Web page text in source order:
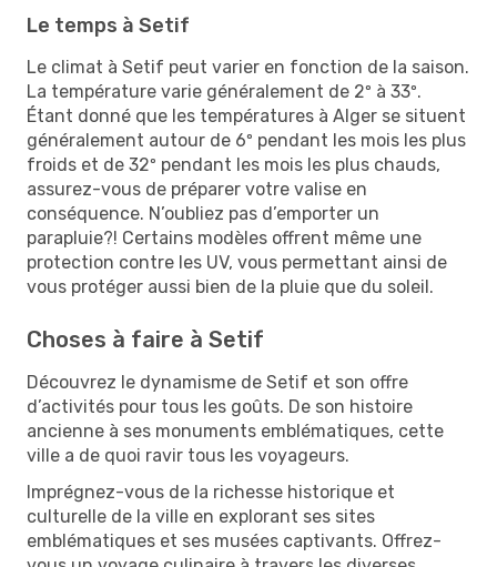
Le temps à Setif
Le climat à Setif peut varier en fonction de la saison.
La température varie généralement de 2º à 33º.
Étant donné que les températures à Alger se situent
généralement autour de 6º pendant les mois les plus
froids et de 32º pendant les mois les plus chauds,
assurez-vous de préparer votre valise en
conséquence. N’oubliez pas d’emporter un
parapluie?! Certains modèles offrent même une
protection contre les UV, vous permettant ainsi de
vous protéger aussi bien de la pluie que du soleil.
Choses à faire à Setif
Découvrez le dynamisme de Setif et son offre
d’activités pour tous les goûts. De son histoire
ancienne à ses monuments emblématiques, cette
ville a de quoi ravir tous les voyageurs.
Imprégnez-vous de la richesse historique et
culturelle de la ville en explorant ses sites
emblématiques et ses musées captivants. Offrez-